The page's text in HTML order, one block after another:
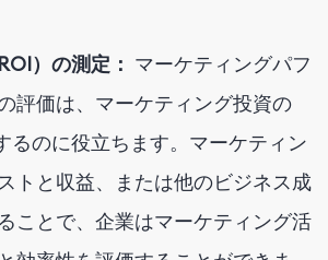
）の測定： マーケティングパフ
評価は、マーケティング投資の
るのに役立ちます。マーケティン
トと収益、または他のビジネス成
ことで、企業はマーケティング活